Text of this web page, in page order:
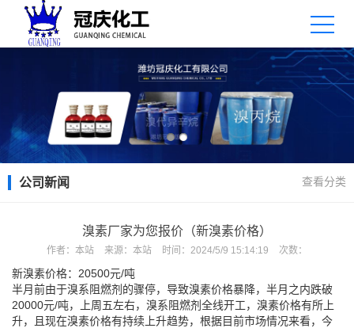
公司新闻 查看分类
溴素厂家为您报价（新溴素价格）
作者： 本站 来源： 本站 时间： 2024/5/9 15:14:19 次数：
新溴素价格：20500元/吨
半月前由于溴系阻燃剂的骤停，导致溴素价格暴降，半月之内跌破
20000元/吨，上周五左右，溴系阻燃剂全线开工，溴素价格有所上
升，且现在溴素价格有持续上升趋势，根据目前市场情况来看，今